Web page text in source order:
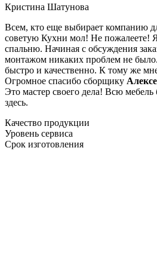
Кристина Шатунова
Всем, кто еще выбирает компанию
советую Кухни мол! Не пожалеете!
спальню. Начиная с обсуждения
монтажом никаких проблем не
быстро и качественно. К тому же
Огромное спасибо сборщику
Это мастер своего дела! Всю мебель
здесь.
Качество продукции
Уровень сервиса
Срок изготовления